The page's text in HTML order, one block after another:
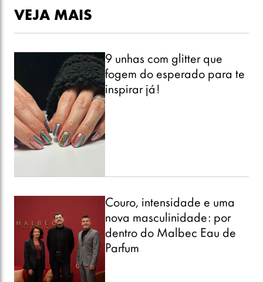
VEJA MAIS
9 unhas com glitter que
fogem do esperado para te
inspirar já!
Couro, intensidade e uma
nova masculinidade: por
dentro do Malbec Eau de
Parfum